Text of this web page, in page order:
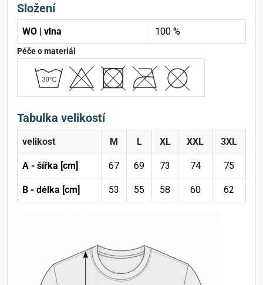
Složení
WO | vlna 100 %
Péče o materiál
Tabulka velikostí
velikost M L XL XXL 3XL
A - šířka [cm] 67 69 73 74 75
B - délka [cm] 53 55 58 60 62